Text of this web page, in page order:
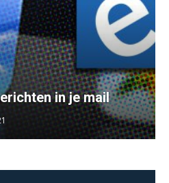
in je mail